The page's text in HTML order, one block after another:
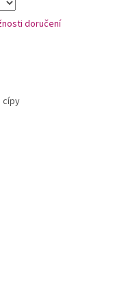
doručení
cípy